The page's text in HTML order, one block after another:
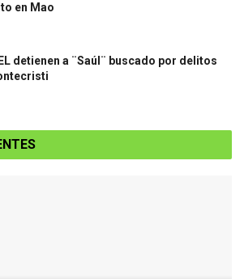
en Mao
detienen a ¨Saúl¨ buscado por delitos